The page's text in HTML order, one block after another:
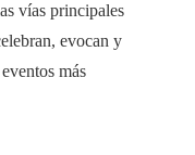
vías principales
evocan y
más